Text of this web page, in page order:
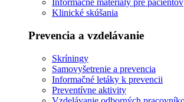
Informačné materiály pre pacientov
Klinické skúšania
Prevencia a vzdelávanie
Skríningy
Samovyšetrenie a prevencia
Informačné letáky k prevencii
Preventívne aktivity